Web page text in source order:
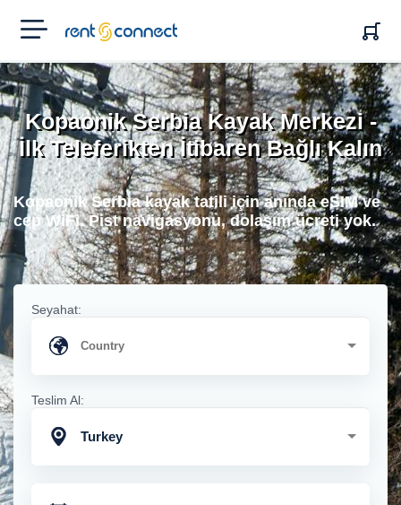
RENT'N
CONNECT
Kopaonik Serbia Kayak Merkezi -
İlk Teleferikten İtibaren Bağlı Kalın
Kopaonik Serbia kayak tatili için anında eSIM ve
cep WiFi. Pist navigasyonu, dolaşım ücreti yok.
Seyahat:
Teslim Al:
Turkey